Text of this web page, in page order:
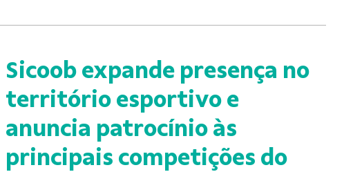
Sicoob expande presença no
território esportivo e
anuncia patrocínio às
principais competições do